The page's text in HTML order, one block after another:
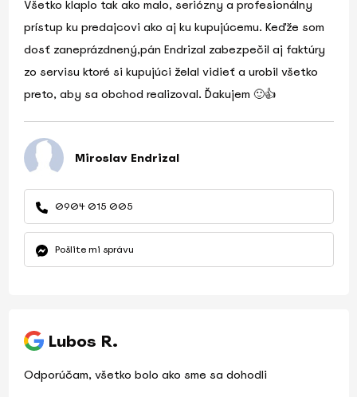
Všetko klaplo tak ako malo, seriózny a profesionálny
prístup ku predajcovi ako aj ku kupujúcemu. Keďže som
dosť zaneprázdnený,pán Endrizal zabezpečil aj faktúry
zo servisu ktoré si kupujúci želal vidieť a urobil všetko
preto, aby sa obchod realizoval. Ďakujem 🙂👍
Miroslav Endrizal
0904 015 005
Pošlite mi správu
Lubos R.
Odporúčam, všetko bolo ako sme sa dohodli